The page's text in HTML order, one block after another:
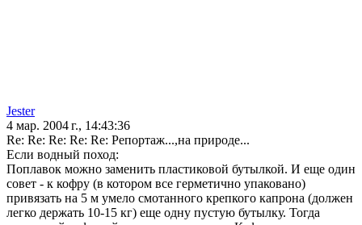
Jester
4 мар. 2004 г., 14:43:36
Re: Re: Re: Re: Re: Репортаж...,на природе...
Если водный поход:
Поплавок можно заменить пластиковой бутылкой. И еще один
совет - к кофру (в котором все герметично упаковано)
привязать на 5 м умело смотанного крепкого капрона (должен
легко держать 10-15 кг) еще одну пустую бутылку. Тогда